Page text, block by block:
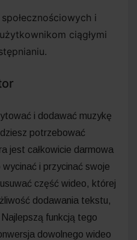
i
ciągłymi
i dodawać muzykę
potrzebować
jest całkowicie darmowa
i przycinać swoje
część wideo, której
dodawania tekstu,
funkcją tego
dowolnego wideo